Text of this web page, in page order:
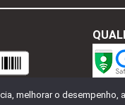
melhorar o